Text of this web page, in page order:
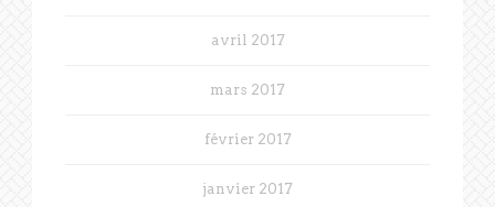
avril 2017
mars 2017
février 2017
janvier 2017